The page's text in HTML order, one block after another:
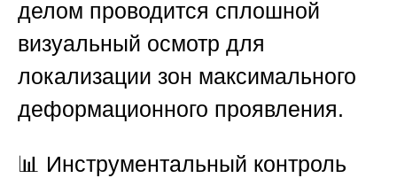
делом проводится сплошной
визуальный осмотр для
локализации зон максимального
деформационного проявления.
📊 Инструментальный контроль